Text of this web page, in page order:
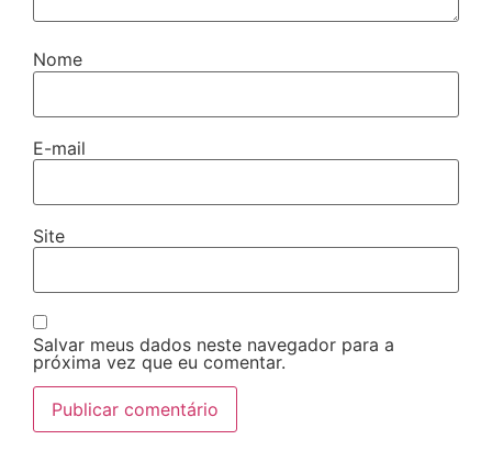
Nome
E-mail
Site
Salvar meus dados neste navegador para a
próxima vez que eu comentar.